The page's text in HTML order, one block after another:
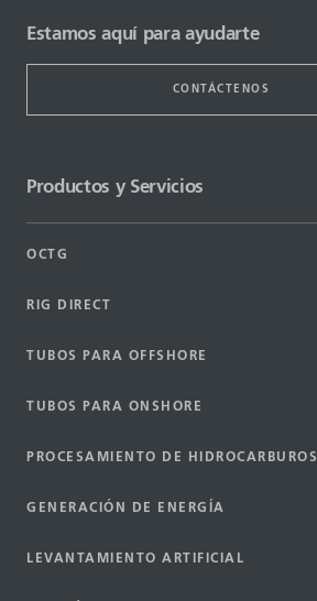
Estamos aquí para ayudarte
CONTÁCTENOS
Productos y Servicios
OCTG
RIG DIRECT
TUBOS PARA OFFSHORE
TUBOS PARA ONSHORE
PROCESAMIENTO DE HIDROCARBUROS
GENERACIÓN DE ENERGÍA
LEVANTAMIENTO ARTIFICIAL